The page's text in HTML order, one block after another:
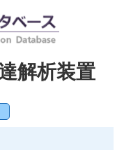
解析装置